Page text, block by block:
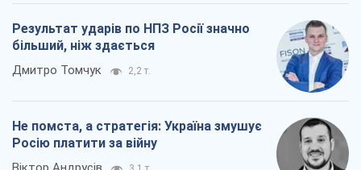
Результат ударів по НПЗ Росії значно
більший, ніж здається
Дмитро Томчук 2,2 т.
Не помста, а стратегія: Україна змушує
Росію платити за війну